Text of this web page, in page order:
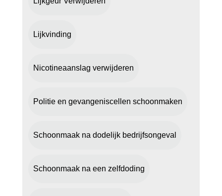
Lijkvinding
Nicotineaanslag verwijderen
Politie en gevangeniscellen schoonmaken
Schoonmaak na dodelijk bedrijfsongeval
Schoonmaak na een zelfdoding